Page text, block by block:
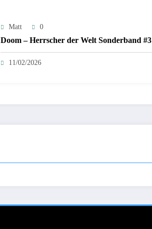
Matt 0
Doom – Herrscher der Welt Sonderband #3
11/02/2026